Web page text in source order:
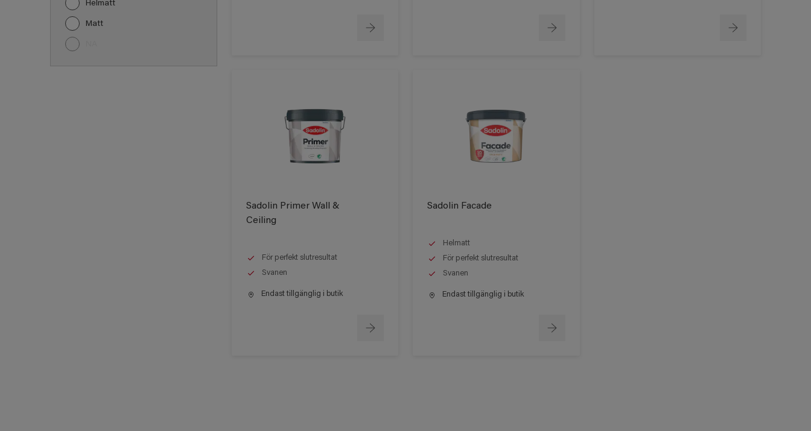
Helmatt
Matt
Sadolin Primer Wall &
Ceiling
För perfekt slutresultat
Svanen
Endast tillgänglig i butik
Sadolin Facade
Helmatt
För perfekt slutresultat
Svanen
Endast tillgänglig i butik